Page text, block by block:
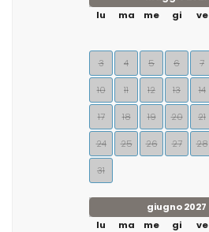
lu
ma me gi ve
3 4 5 6 7
10 11 12 13 14
17 18 19 20 21
24 25 26 27 28
31
giugno 2027
lu
ma me gi ve